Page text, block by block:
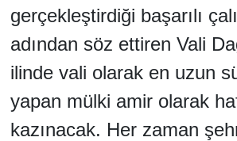
gerçekleştirdiği başarılı
adından söz ettiren Vali
ilinde vali olarak en uzun
yapan mülki amir olarak
kazınacak. Her zaman